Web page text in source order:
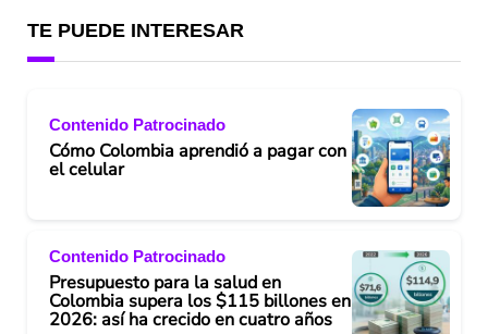
TE PUEDE INTERESAR
Contenido Patrocinado
Cómo Colombia aprendió a pagar con
el celular
Contenido Patrocinado
Presupuesto para la salud en
Colombia supera los $115 billones en
2026: así ha crecido en cuatro años